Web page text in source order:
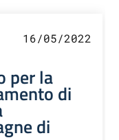
16/05/2022
per la
di
di